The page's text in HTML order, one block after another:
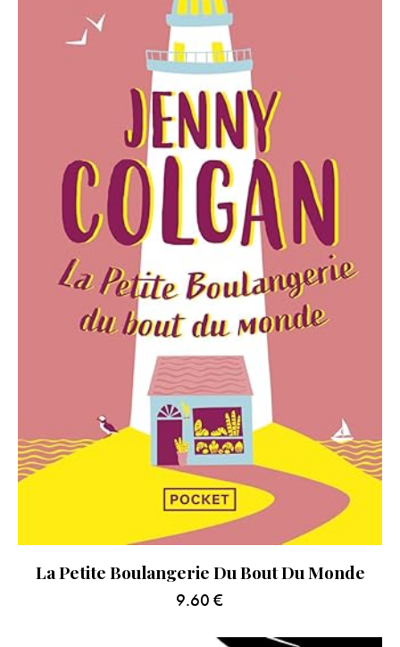
La Petite Boulangerie Du Bout Du Monde
9.60 €